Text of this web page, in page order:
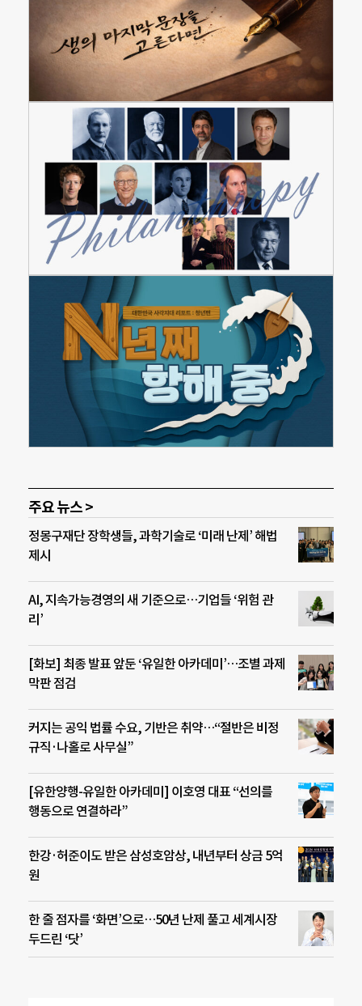
주요 뉴스 >
정몽구재단 장학생들, 과학기술로 ‘미래 난제’ 해법
제시
AI, 지속가능경영의 새 기준으로…기업들 ‘위험 관
리’
[화보] 최종 발표 앞둔 ‘유일한 아카데미’…조별 과제
막판 점검
커지는 공익 법률 수요, 기반은 취약…“절반은 비정
규직·나홀로 사무실”
[유한양행-유일한 아카데미] 이호영 대표 “선의를
행동으로 연결하라”
한강·허준이도 받은 삼성호암상, 내년부터 상금 5억
원
한 줄 점자를 ‘화면’으로…50년 난제 풀고 세계시장
두드린 ‘닷’